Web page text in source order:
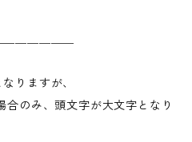
りますが、
合のみ、頭文字が大文字となり